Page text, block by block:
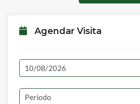
Agendar Visita
Periodo